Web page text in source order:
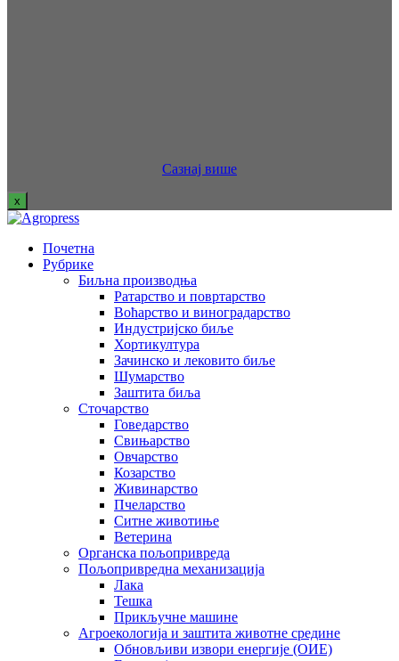
Сазнај више
x
Почетна
Рубрике
Биљна производња
Ратарство и повртарство
Воћарство и виноградарство
Индустријско биље
Хортикултура
Зачинско и лековито биље
Шумарство
Заштита биља
Сточарство
Говедарство
Свињарство
Овчарство
Козарство
Живинарство
Пчеларство
Ситне животиње
Ветерина
Органска пољопривреда
Пољопривредна механизација
Лака
Тешка
Прикључне машине
Агроекологија и заштита животне средине
Обновљиви извори енергије (ОИЕ)